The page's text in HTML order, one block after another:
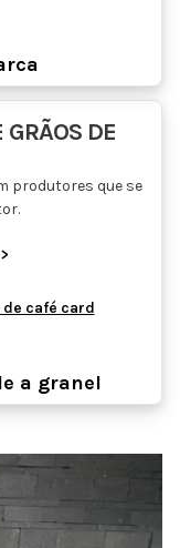
DE
produtores que se
>
a granel